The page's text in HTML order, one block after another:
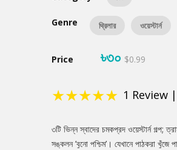
Genre থ্রিলার ওয়েস্টার্ন
Price ৳৩০ $0.99
★★★★★ 1 Review |
Product
Summery
৩টি ভিন্ন স্বাদের চমকপ্রদ ওয়েস্টার্ন গল্প;
সঙ্কলন ’বুনো পশ্চিম’। যেখানে পাঠকরা খুঁজে